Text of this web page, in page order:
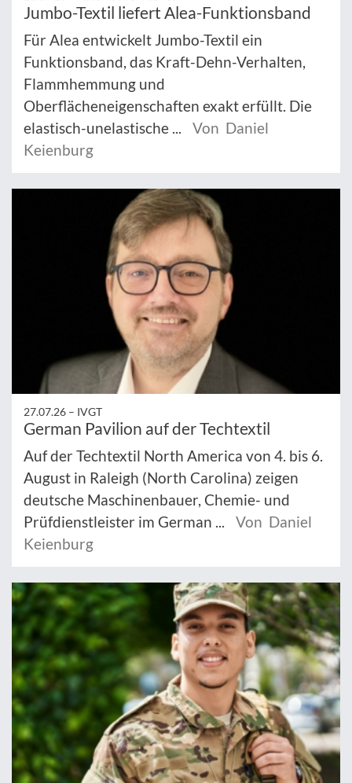
Jumbo-Textil liefert Alea-Funktionsband
Für Alea entwickelt Jumbo-Textil ein
Funktionsband, das Kraft-Dehn-Verhalten,
Flammhemmung und
Oberflächeneigenschaften exakt erfüllt. Die
elastisch-unelastische ...
Von Daniel
Keienburg
27.07.26 – IVGT
German Pavilion auf der Techtextil
Auf der Techtextil North America von 4. bis 6.
August in Raleigh (North Carolina) zeigen
deutsche Maschinenbauer, Chemie- und
Prüfdienstleister im German ...
Von Daniel
Keienburg